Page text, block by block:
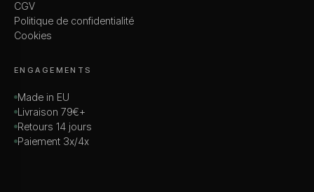
CGV
Politique de confidentialité
Cookies
ENGAGEMENTS
Made in EU
Livraison 79€+
Retours 14 jours
Paiement 3x/4x